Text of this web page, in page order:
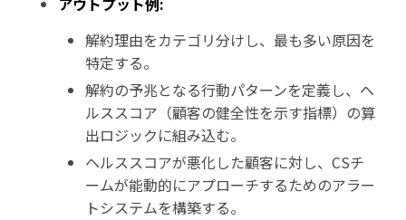
解約理由をカテゴリ分けし、最も多い原因を
特定する。
解約の予兆となる行動パターンを定義し、ヘ
ルススコア（顧客の健全性を示す指標）の算
出ロジックに組み込む。
ヘルススコアが悪化した顧客に対し、CSチ
ームが能動的にアプローチするためのアラー
トシステムを構築する。